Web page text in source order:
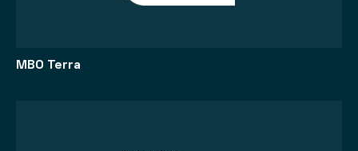
MBO Terra